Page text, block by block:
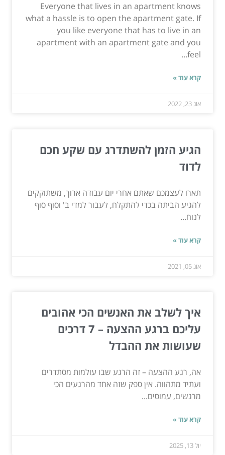
Everyone that lives in an apartment knows
what a hassle is to open the apartment gate. If
you like everyone that has to live in an
apartment with an apartment gate and you
feel...
קרא עוד »
אוג 23, 2022
הגיע הזמן להשתדרג עם שקע חכם
לדוד
תארו לעצמכם שאתם אחרי יום עבודה ארוך, משתוקקים
להגיע הביתה בכדי להתקלח, לעבור למדי ב' וסוף סוף
לנוח...
קרא עוד »
אוג 05, 2021
איך לשלב את האנשים הכי אהובים
עליכם ברגע ההצעה – 7 דרכים
שעושות את ההבדל
אה, רגע ההצעה – זה הרגע שבו עולמות מסתדרים
ועתיד מתהווה. אין ספק שזה אחד מהרגעים הכי
מרגשים, עמוסים...
קרא עוד »
יול 13, 2025